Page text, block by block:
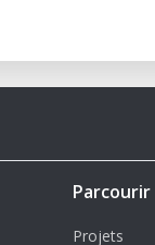
Parcourir
Projets